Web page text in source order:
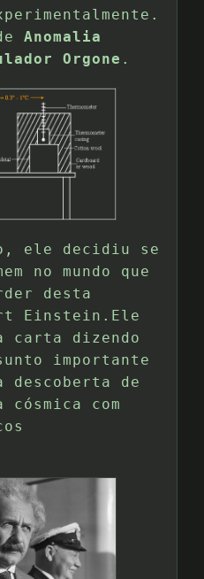
Anomalia
Orgone .
ele decidiu se
no mundo que
desta
Einstein.Ele
carta dizendo
importante
de
cósmica com